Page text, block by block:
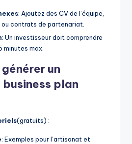
: Ajoutez des CV de l’équipe,
contrats de partenariat.
: Un investisseur doit comprendre
minutes max.
un
plan
(gratuits) :
: Exemples pour l’artisanat et